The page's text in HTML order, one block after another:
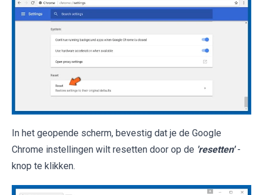
In het geopende scherm, bevestig dat je de Google
Chrome instellingen wilt resetten door op de 'resetten' -
knop te klikken.